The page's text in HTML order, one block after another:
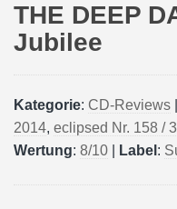
THE DEEP
Jubilee
Kategorie: CD-Reviews
2014, eclipsed Nr. 158 /
Wertung: 8/10 Label :